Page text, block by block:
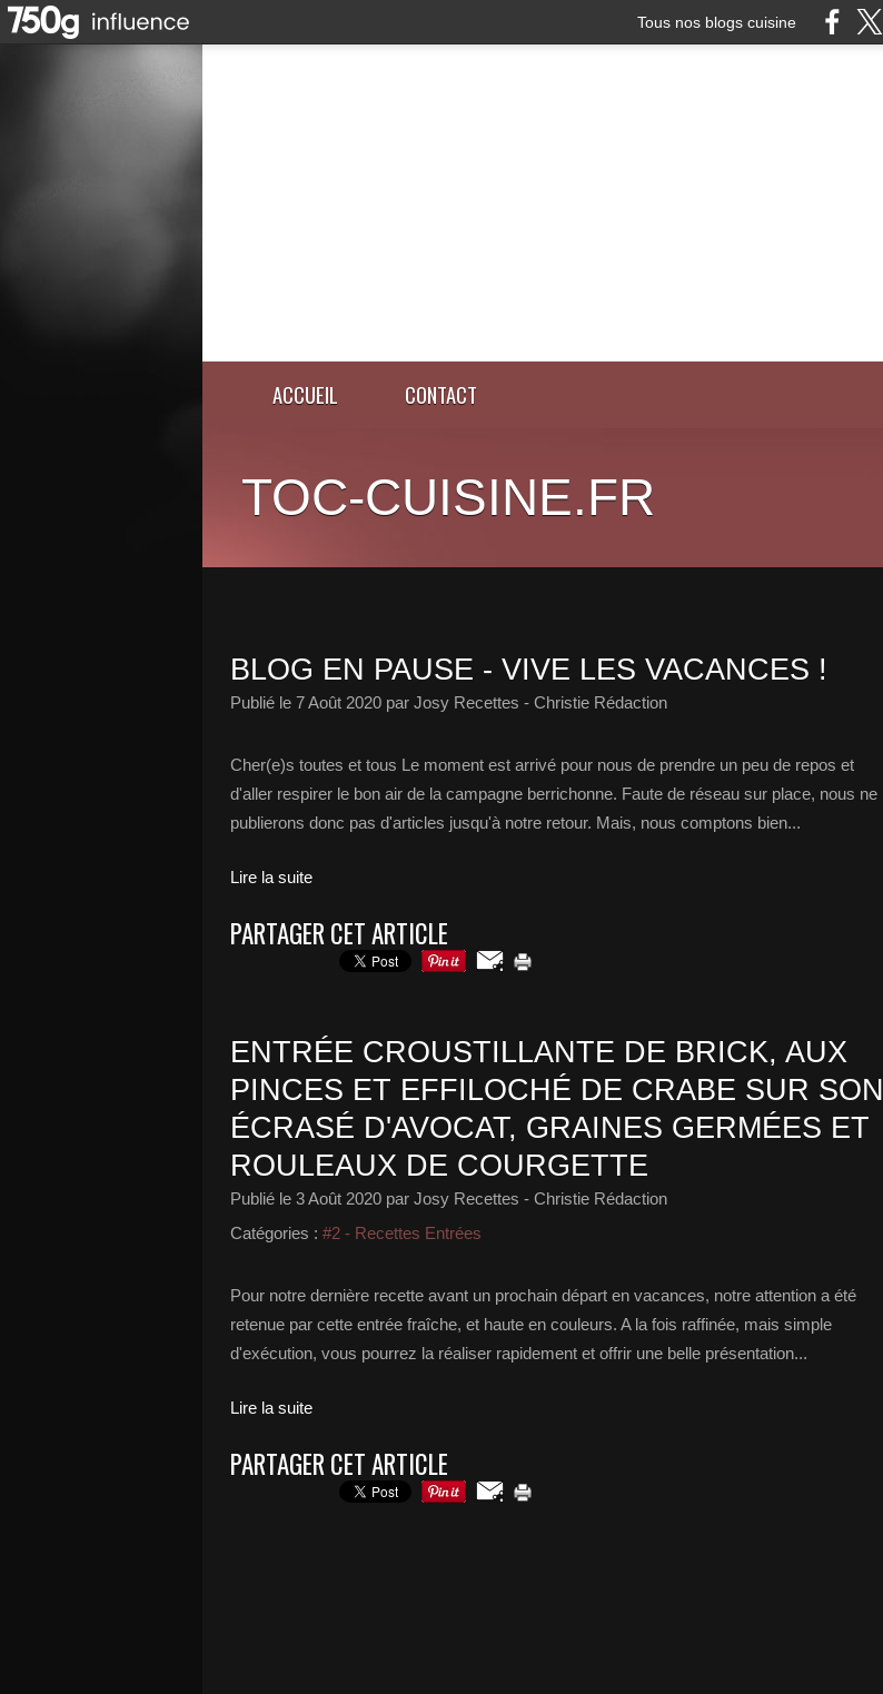
Tous nos blogs cuisine
ACCUEIL CONTACT
TOC-CUISINE.FR
BLOG EN PAUSE - VIVE LES VACANCES !
Publié le 7 Août 2020 par Josy Recettes - Christie Rédaction
Cher(e)s toutes et tous Le moment est arrivé pour nous de prendre un peu de repos et
d'aller respirer le bon air de la campagne berrichonne. Faute de réseau sur place, nous ne
publierons donc pas d'articles jusqu'à notre retour. Mais, nous comptons bien...
Lire la suite
PARTAGER CET ARTICLE
ENTRÉE CROUSTILLANTE DE BRICK, AUX
PINCES ET EFFILOCHÉ DE CRABE SUR SON
ÉCRASÉ D'AVOCAT, GRAINES GERMÉES ET
ROULEAUX DE COURGETTE
Publié le 3 Août 2020 par Josy Recettes - Christie Rédaction
Catégories : #2 - Recettes Entrées
Pour notre dernière recette avant un prochain départ en vacances, notre attention a été
retenue par cette entrée fraîche, et haute en couleurs. A la fois raffinée, mais simple
d'exécution, vous pourrez la réaliser rapidement et offrir une belle présentation...
Lire la suite
PARTAGER CET ARTICLE